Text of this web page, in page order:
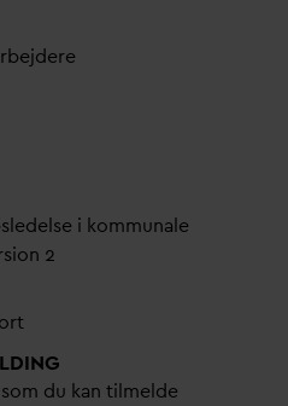
i kommunale
2
du kan tilmelde